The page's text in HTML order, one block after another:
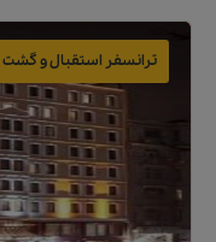
ترانسفر استقبال و گشت